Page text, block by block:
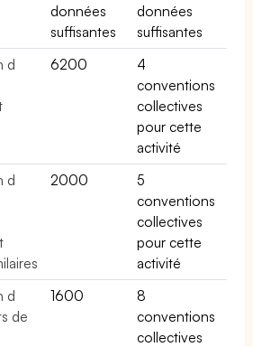
données
suffisantes
données
suffisantes
d
6200
4
conventions
collectives
pour cette
activité
d
2000
5
conventions
collectives
pour cette
activité
d
de
1600
8
conventions
collectives